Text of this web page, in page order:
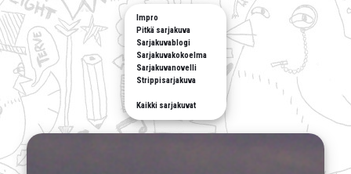
Impro
Pitkä sarjakuva
Sarjakuvablogi
Sarjakuvakokoelma
Sarjakuvanovelli
Strippisarjakuva
Kaikki sarjakuvat